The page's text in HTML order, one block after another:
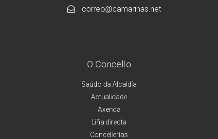
correo@camarinas.net
O Concello
Saúdo da Alcaldía
Actualidade
Axenda
Liña directa
Concellerías